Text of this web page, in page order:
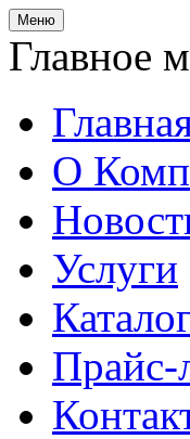
Меню
Главное
О
Услуги
Прайс-